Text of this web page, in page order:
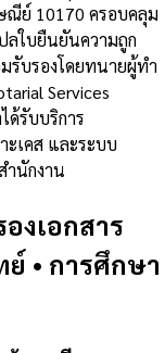
ย์ 10170 ครอบคลุม
ใบยืนยันความถูก
รับรองโดยทนายผู้ทำ
Services
ด้รับบริการ
ะเคส และระบบ
ำนักงาน
งเอกสาร
• การศึกษา